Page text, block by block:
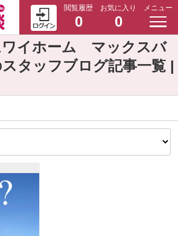
閲覧履歴
0
お気に入り
0
メニュー
ワイホーム マックスバ
タッフブログ記事一覧 |